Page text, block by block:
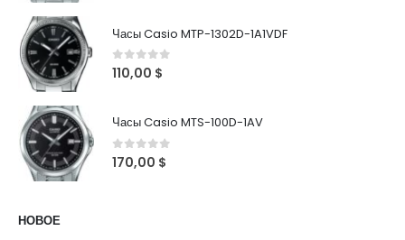
Часы Casio MTP-1302D-1A1VDF
0out of 5
110,00 $
Часы Casio MTS-100D-1AV
0out of 5
170,00 $
НОВОЕ